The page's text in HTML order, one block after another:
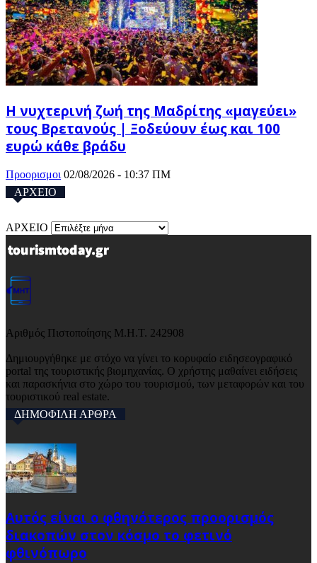
Η νυχτερινή ζωή της Μαδρίτης «μαγεύει»
τους Βρετανούς | Ξοδεύουν έως και 100
ευρώ κάθε βράδυ
Προορισμοι 02/08/2026 - 10:37 ΠΜ
ΑΡΧΕΙΟ
ΑΡΧΕΙΟ
Αριθμός Πιστοποίησης Μ.Η.Τ. 242908
Δημιουργήθηκε με στόχο να γίνει το κορυφαίο ειδησεογραφικό
portal της τουριστικής βιομηχανίας. Ο χρήστης μαθαίνει ειδήσεις
και παρασκήνια στο χώρο του τουρισμού, των μεταφορών και του
τουριστικού real estate.
ΔΗΜΟΦΙΛΗ ΑΡΘΡΑ
Αυτός είναι ο φθηνότερος προορισμός
διακοπών στον κόσμο το φετινό
φθινόπωρο